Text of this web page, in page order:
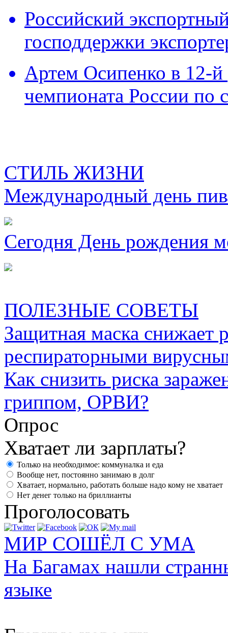
Российский
господдержки
Артем Осипенко в 12-й
чемпионата России по
СТИЛЬ ЖИЗНИ
Международный день
Сегодня День рождения
ПОЛЕЗНЫЕ СОВЕТЫ
Защитная маска снижает
респираторными
Как снизить риска
гриппом, ОРВИ?
Опрос
Хватает ли зарплаты?
Только на необходимое: коммуналка и еда
Вообще нет, постоянно занимаю в долг
Хватает, нормально, работать больше надо кому не хватает
Нет денег только на бриллианты
Проголосовать
МИР СОШЁЛ С УМА
На Багамах нашли
языке